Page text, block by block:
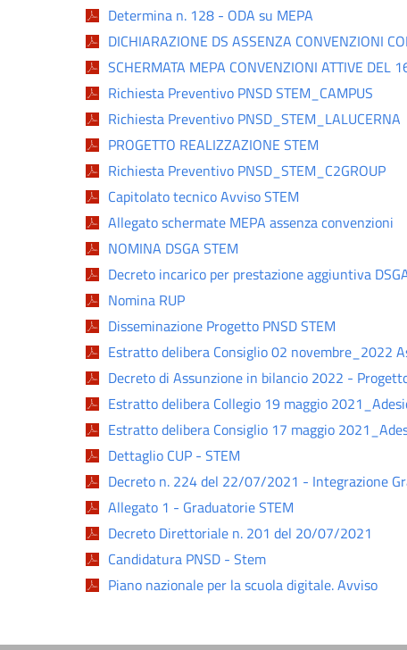
Determina n. 128 - ODA su MEPA
DICHIARAZIONE DS ASSENZA CONVENZIONI
SCHERMATA MEPA CONVENZIONI ATTIVE DEL
Richiesta Preventivo PNSD STEM_CAMPUS
Richiesta Preventivo PNSD_STEM_LALUCERNA
PROGETTO REALIZZAZIONE STEM
Richiesta Preventivo PNSD_STEM_C2GROUP
Capitolato tecnico Avviso STEM
Allegato schermate MEPA assenza convenzioni
NOMINA DSGA STEM
Decreto incarico per prestazione aggiuntiva
Nomina RUP
Disseminazione Progetto PNSD STEM
Estratto delibera Consiglio 02 novembre_2022
Decreto di Assunzione in bilancio 2022 -
Estratto delibera Collegio 19 maggio
Estratto delibera Consiglio 17 maggio
Dettaglio CUP - STEM
Decreto n. 224 del 22/07/2021 - Integrazione
Allegato 1 - Graduatorie STEM
Decreto Direttoriale n. 201 del 20/07/2021
Candidatura PNSD - Stem
Piano nazionale per la scuola digitale. Avviso